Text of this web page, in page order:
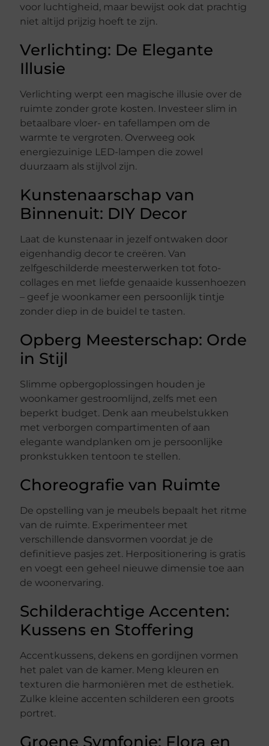
voor luchtigheid, maar bewijst ook dat prachtig
niet altijd prijzig hoeft te zijn.
Verlichting: De Elegante
Illusie
Verlichting werpt een magische illusie over de
ruimte zonder grote kosten. Investeer slim in
betaalbare vloer- en tafellampen om de
warmte te vergroten. Overweeg ook
energiezuinige LED-lampen die zowel
duurzaam als stijlvol zijn.
Kunstenaarschap van
Binnenuit: DIY Decor
Laat de kunstenaar in jezelf ontwaken door
eigenhandig decor te creëren. Van
zelfgeschilderde meesterwerken tot foto-
collages en met liefde genaaide kussenhoezen
– geef je woonkamer een persoonlijk tintje
zonder diep in de buidel te tasten.
Opberg Meesterschap: Orde
in Stijl
Slimme opbergoplossingen houden je
woonkamer gestroomlijnd, zelfs met een
beperkt budget. Denk aan meubelstukken
met verborgen compartimenten of aan
elegante wandplanken om je persoonlijke
pronkstukken tentoon te stellen.
Choreografie van Ruimte
De opstelling van je meubels bepaalt het ritme
van de ruimte. Experimenteer met
verschillende dansvormen voordat je de
definitieve pasjes zet. Herpositionering is gratis
en voegt een geheel nieuwe dimensie toe aan
de woonervaring.
Schilderachtige Accenten:
Kussens en Stoffering
Accentkussens, dekens en gordijnen vormen
het palet van de kamer. Meng kleuren en
texturen die harmoniëren met de esthetiek.
Zulke kleine accenten schilderen een groots
portret.
Groene Symfonie: Flora en